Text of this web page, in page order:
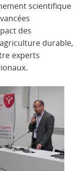
scientifique
des
durable,
experts